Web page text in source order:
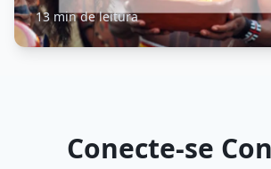
13 min de leitura
Conecte-se